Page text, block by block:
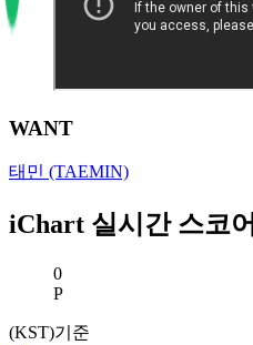
WANT
태민 (TAEMIN)
iChart 실시간 스코어
현재 스코어
0
P
(KST)기준